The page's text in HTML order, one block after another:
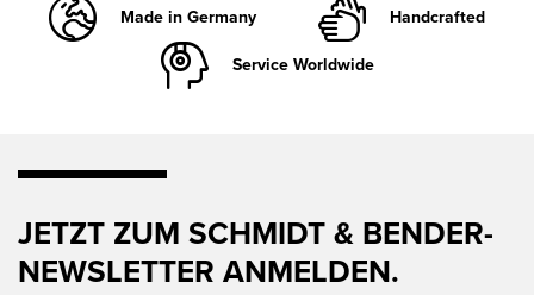
Made in Germany
Handcrafted
Service Worldwide
JETZT ZUM SCHMIDT & BENDER-
NEWSLETTER ANMELDEN.